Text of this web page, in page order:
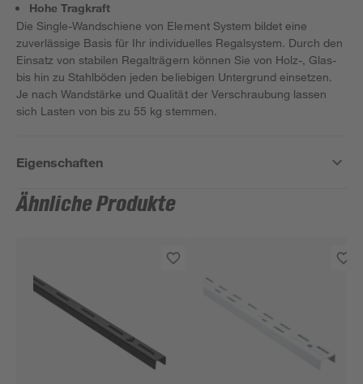
Hohe Tragkraft
Die Single-Wandschiene von Element System bildet eine
zuverlässige Basis für Ihr individuelles Regalsystem. Durch den
Einsatz von stabilen Regalträgern können Sie von Holz-, Glas-
bis hin zu Stahlböden jeden beliebigen Untergrund einsetzen.
Je nach Wandstärke und Qualität der Verschraubung lassen
sich Lasten von bis zu 55 kg stemmen.
Eigenschaften
Ähnliche Produkte